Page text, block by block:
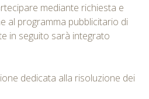
mediante richiesta e
al programma pubblicitario di
in seguito sarà integrato
dedicata alla risoluzione dei